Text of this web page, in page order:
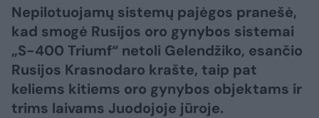
Nepilotuojamų sistemų pajėgos pranešė,
kad smogė Rusijos oro gynybos sistemai
„S-400 Triumf“ netoli Gelendžiko, esančio
Rusijos Krasnodaro krašte, taip pat
keliems kitiems oro gynybos objektams ir
trims laivams Juodojoje jūroje.